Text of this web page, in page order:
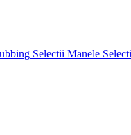
Selectii Manele